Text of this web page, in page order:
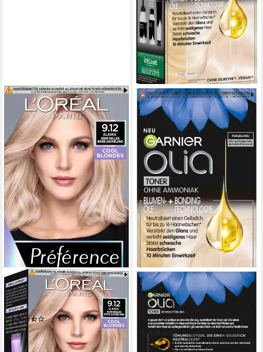
L'ORÉAL PARIS
Haarfarbe Preference Cool
Blondes, langer Farbglanz
(9)
23,99 € UVP
(8,00 €/ 1 Stk)
GARNIER
Haartönung Garnier Olia
Toner, Gel-Textur, vegane
Formel, ohne Ammoniak
(1)
7,99 €